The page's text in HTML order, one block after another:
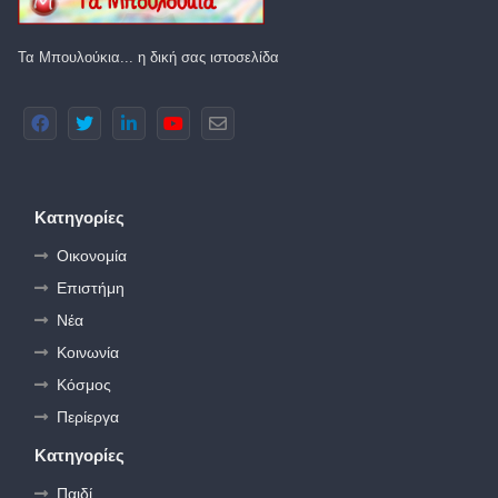
Τα Μπουλούκια... η δική σας ιστοσελίδα
Κατηγορίες
Οικονομία
Επιστήμη
Νέα
Κοινωνία
Κόσμος
Περίεργα
Κατηγορίες
Παιδί